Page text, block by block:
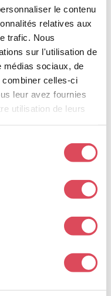
le contenu
relatives aux
trafic. Nous
sur l'utilisation de
médias sociaux, de
combiner celles-ci
leur avez fournies
utilisation de leurs
pas publiée.
indiqués